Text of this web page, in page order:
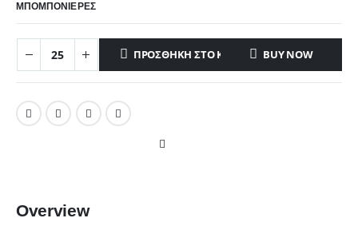
ΜΠΟΜΠΟΝΙΈΡΕΣ
ΠΡΟΣΘΉΚΗ ΣΤΟ ΚΑΛΆΘΙ BUY NOW
Overview